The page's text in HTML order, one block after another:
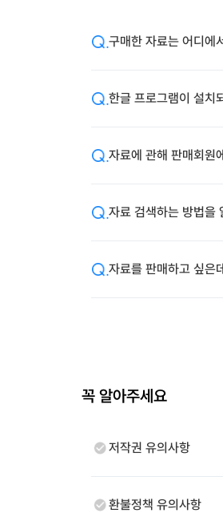
구매한 자료는 어디에
한글 프로그램이 설치
자료에 관해 판매회원
자료 검색하는 방법을
자료를 판매하고 싶은
꼭 알아주세요
저작권 유의사항
환불정책 유의사항